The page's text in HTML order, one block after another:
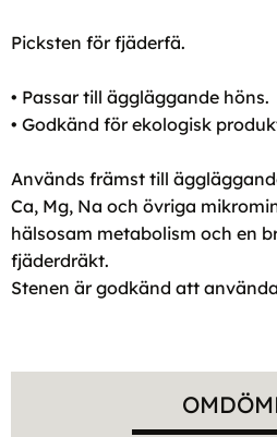
Picksten för fjäderfä.
• Passar till äggläggande höns.
• Godkänd för ekologisk
Används främst till
Ca, Mg, Na och övriga
hälsosam metabolism och en
fjäderdräkt.
Stenen är godkänd att